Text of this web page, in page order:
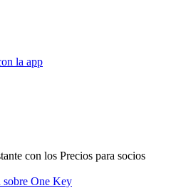
la app
con los Precios para socios
One Key